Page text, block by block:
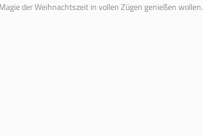
der Weihnachtszeit in vollen Zügen genießen wollen.